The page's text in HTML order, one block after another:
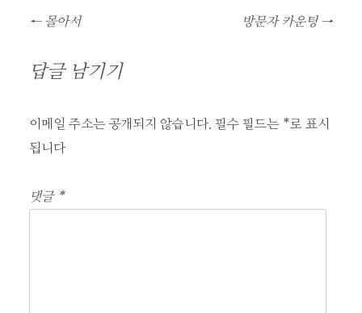
글
비
게
이
션
←몰아서 방문자 카운팅 →
답글 남기기
이메일 주소는 공개되지 않습니다. 필수 필드는 * 로 표시
됩니다
댓글 *